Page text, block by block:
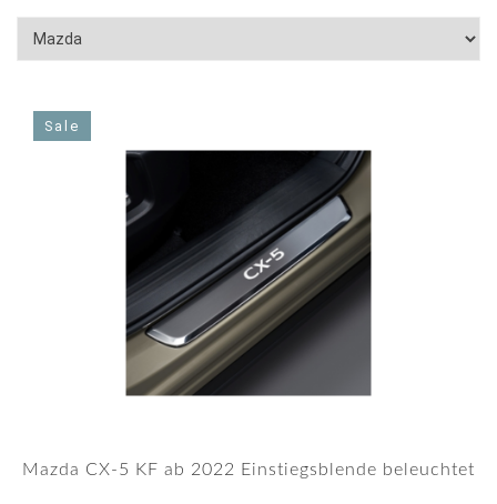
Sale
Mazda CX-5 KF ab 2022 Einstiegsblende beleuchtet